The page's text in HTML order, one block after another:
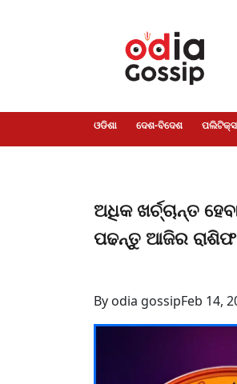
ଓଡିଶା ଦେଶ-ବିଦେଶ ପଲିଟିକ୍ସ
ଅଧିକ ଖର୍ଚ୍ଚାନ୍ତ
ପଢନ୍ତୁ ଆଜିର
By odia gossipFeb 14,